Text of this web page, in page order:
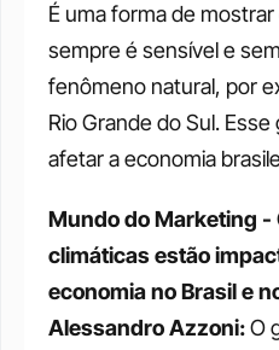
É uma forma de
sempre é sensível e
fenômeno natural, por
Rio Grande do Sul.
Mundo do Marketing -
climáticas estão
economia no Brasil e
Alessandro Azzoni: O